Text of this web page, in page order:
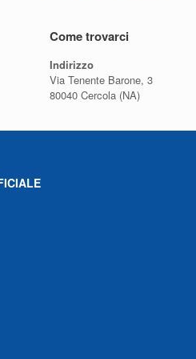
Come trovarci
Indirizzo
Via Tenente Barone, 3
80040 Cercola (NA)